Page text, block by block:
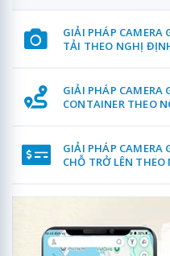
GIẢI PHÁP CAMERA
TẢI THEO NGHỊ
GIẢI PHÁP CAMERA
CONTAINER THEO
GIẢI PHÁP CAMERA
CHỖ TRỞ LÊN